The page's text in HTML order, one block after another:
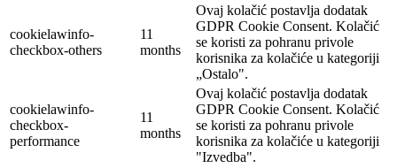
cookielawinfo-
checkbox-others
11
months
Ovaj kolačić postavlja dodatak
GDPR Cookie Consent. Kolačić
se koristi za pohranu privole
korisnika za kolačiće u kategoriji
„Ostalo".
cookielawinfo-
checkbox-
performance
11
months
Ovaj kolačić postavlja dodatak
GDPR Cookie Consent. Kolačić
se koristi za pohranu privole
korisnika za kolačiće u kategoriji
"Izvedba".